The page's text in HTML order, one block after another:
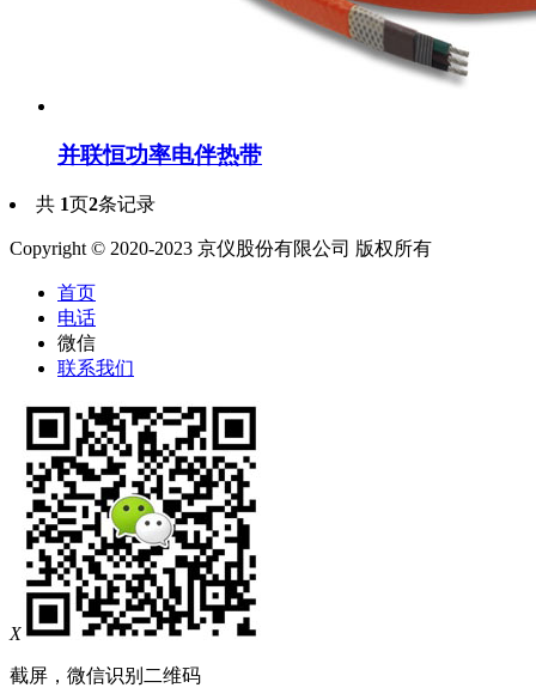
并联恒功率电伴热带
共 1页2条记录
Copyright © 2020-2023 京仪股份有限公司 版权所有
首页
电话
微信
联系我们
X
截屏，微信识别二维码